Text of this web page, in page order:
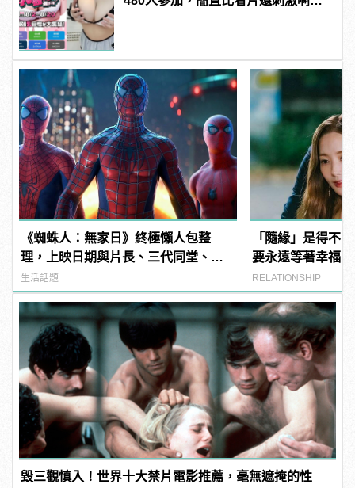
《蜘蛛人：無家日》終極懶人包整
理，上映日期與片長、三代同堂、湯
姆霍蘭德去向......
生活話題
「隨緣」是得不
要永遠等著幸福
RELATIONSHIP
毀三觀慎入！世界十大禁片電影推薦，毫無遮掩的性